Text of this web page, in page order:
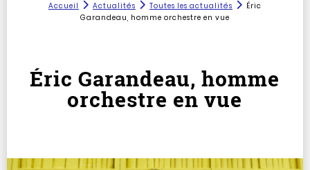
Accueil Actualités Toutes les actualités
Éric
Garandeau, homme orchestre en vue
Éric Garandeau, homme
orchestre en vue